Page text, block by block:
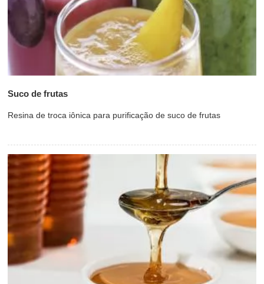
Suco de frutas
Resina de troca iônica para purificação de suco de frutas